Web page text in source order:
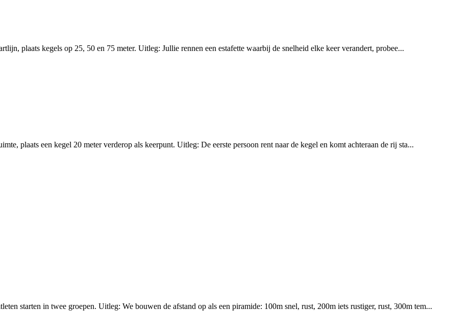
plaats kegels op 25, 50 en 75 meter. Uitleg: Jullie rennen een estafette waarbij de snelheid elke keer verandert, probee...
plaats een kegel 20 meter verderop als keerpunt. Uitleg: De eerste persoon rent naar de kegel en komt achteraan de rij sta...
starten in twee groepen. Uitleg: We bouwen de afstand op als een piramide: 100m snel, rust, 200m iets rustiger, rust, 300m tem...